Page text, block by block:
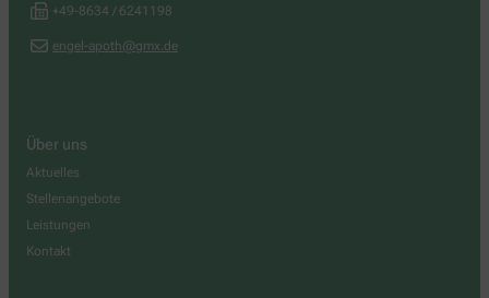
+49-8634 / 6241198
engel-apoth@gmx.de
Über uns
Aktuelles
Stellenangebote
Leistungen
Kontakt